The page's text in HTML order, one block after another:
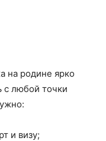
на родине ярко
с любой точки
и визу;